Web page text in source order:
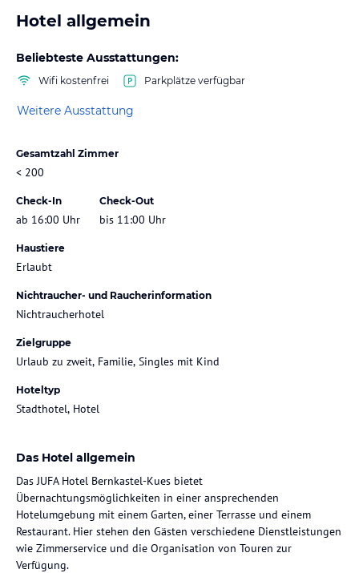
Hotel allgemein
Beliebteste Ausstattungen:
Wifi kostenfrei Parkplätze verfügbar
Weitere Ausstattung
Gesamtzahl Zimmer
< 200
Check-In
ab 16:00 Uhr
Check-Out
bis 11:00 Uhr
Haustiere
Erlaubt
Nichtraucher- und Raucherinformation
Nichtraucherhotel
Zielgruppe
Urlaub zu zweit, Familie, Singles mit Kind
Hoteltyp
Stadthotel, Hotel
Das Hotel allgemein
Das JUFA Hotel Bernkastel-Kues bietet
Übernachtungsmöglichkeiten in einer ansprechenden
Hotelumgebung mit einem Garten, einer Terrasse und einem
Restaurant. Hier stehen den Gästen verschiedene Dienstleistungen
wie Zimmerservice und die Organisation von Touren zur
Verfügung.